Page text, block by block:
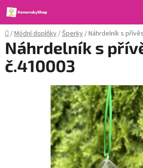
Přejít
na
obsah
Domů
/Módní doplňky/Šperky/Náhrdelník s
Náhrdelník s
č.410003